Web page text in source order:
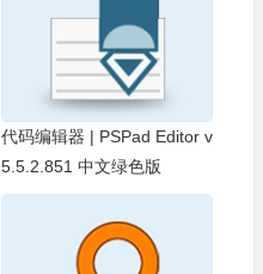
代码编辑器 | PSPad Editor v
5.5.2.851 中文绿色版